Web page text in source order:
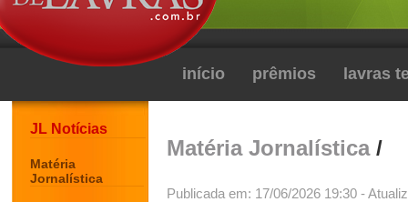
início prêmios lavras
JL Notícias
Matéria
Jornalística
Matéria Jornalística/
Publicada em: 17/06/2026 19:30 -